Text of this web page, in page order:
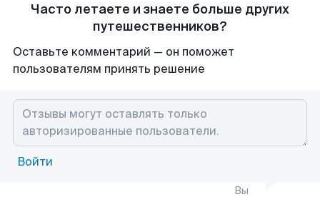
Часто летаете и знаете больше других
путешественников?
Оставьте комментарий — он поможет
пользователям принять решение
Войти
Вы